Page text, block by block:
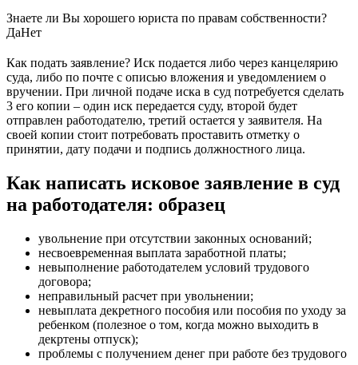
Знаете ли Вы хорошего юриста по правам собственности?
ДаНет
Как подать заявление? Иск подается либо через канцелярию
суда, либо по почте с описью вложения и уведомлением о
вручении. При личной подаче иска в суд потребуется сделать
3 его копии – один иск передается суду, второй будет
отправлен работодателю, третий остается у заявителя. На
своей копии стоит потребовать проставить отметку о
принятии, дату подачи и подпись должностного лица.
Как написать исковое заявление в суд
на работодателя: образец
увольнение при отсутствии законных оснований;
несвоевременная выплата заработной платы;
невыполнение работодателем условий трудового
договора;
неправильный расчет при увольнении;
невыплата декретного пособия или пособия по уходу за
ребенком (полезное о том, когда можно выходить в
декртены отпуск);
проблемы с получением денег при работе без трудового